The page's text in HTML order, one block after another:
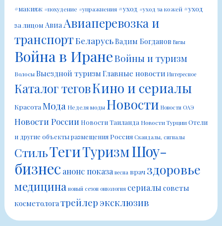
#макияж #похудение #упражнения #уход #уход за кожей #уход
за лицом Авиа Авиаперевозка и
транспортБеларусьВадим Богданов Визы
Война в ИранеВойны и туризм
ВолосыВыездной туризмГлавные новости Интересное
Каталог теговКино и сериалы
Красота Мода Неделя моды Новости Новости ОАЭ
Новости России Новости Таиланда Новости ТурцииОтели
и другие объекты размещенияРоссия Скандалы, сигналы
СтильТегиТуризмШоу-
бизнес анонс показа весна врач здоровье
медицина новый сезон онкология сериалы советы
косметологатрейлер эксклюзив